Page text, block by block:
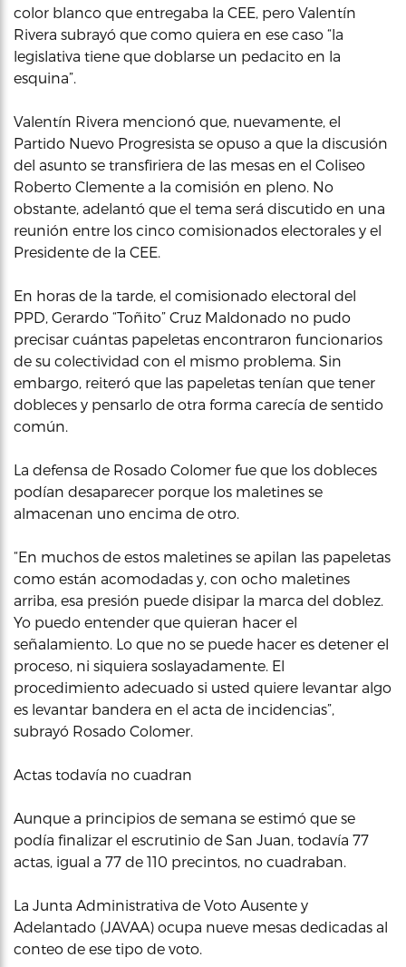
color blanco que entregaba la CEE, pero Valentín
Rivera subrayó que como quiera en ese caso “la
legislativa tiene que doblarse un pedacito en la
esquina”.
Valentín Rivera mencionó que, nuevamente, el
Partido Nuevo Progresista se opuso a que la discusión
del asunto se transfiriera de las mesas en el Coliseo
Roberto Clemente a la comisión en pleno. No
obstante, adelantó que el tema será discutido en una
reunión entre los cinco comisionados electorales y el
Presidente de la CEE.
En horas de la tarde, el comisionado electoral del
PPD, Gerardo “Toñito” Cruz Maldonado no pudo
precisar cuántas papeletas encontraron funcionarios
de su colectividad con el mismo problema. Sin
embargo, reiteró que las papeletas tenían que tener
dobleces y pensarlo de otra forma carecía de sentido
común.
La defensa de Rosado Colomer fue que los dobleces
podían desaparecer porque los maletines se
almacenan uno encima de otro.
“En muchos de estos maletines se apilan las papeletas
como están acomodadas y, con ocho maletines
arriba, esa presión puede disipar la marca del doblez.
Yo puedo entender que quieran hacer el
señalamiento. Lo que no se puede hacer es detener el
proceso, ni siquiera soslayadamente. El
procedimiento adecuado si usted quiere levantar algo
es levantar bandera en el acta de incidencias”,
subrayó Rosado Colomer.
Actas todavía no cuadran
Aunque a principios de semana se estimó que se
podía finalizar el escrutinio de San Juan, todavía 77
actas, igual a 77 de 110 precintos, no cuadraban.
La Junta Administrativa de Voto Ausente y
Adelantado (JAVAA) ocupa nueve mesas dedicadas al
conteo de ese tipo de voto.